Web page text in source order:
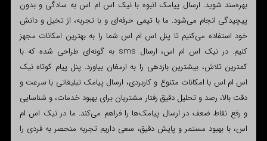
بهره‌مند شوید. ارسال پیامک انبوه با نیک اس ام اس به سادگی و بدون
پیچیدگی انجام می‌شود. ما با تیمی حرفه‌ای و با تجربه، از تخیل و دانش
خود استفاده می‌کنیم تا پنل اس ام اس شما را به بهترین امکانات مجهز
کنیم. در نیک اس ام اس، ارسال sms به گونه‌ای طراحی شده که با
کمترین تلاش، بیشترین بازدهی را به ارمغان بیاورد. پنل پیام کوتاه نیک
اس ام اس با امکانات متنوع و کاربردی، ارسال پیامک تبلیغاتی با سرعت و
دقت بالا، رصد و تحلیل دقیق رفتار مشتریان برای بهبود خدمات، و شناسایی
و رفع نقاط ضعف در ارسال پیامک‌ها را فراهم می‌کند. ما در نیک اس ام
اس، با بهبود مستمر و پایش دقیق، سعی داریم تجربه منحصر به فردی را